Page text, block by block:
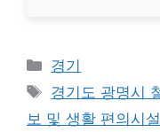
Categories
경기
Tags
경기도 광명시
보 및 생활 편의시